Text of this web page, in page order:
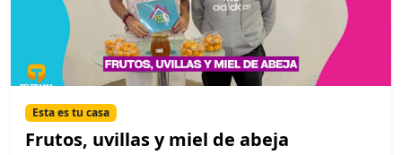
Esta es tu casa
Frutos, uvillas y miel de abeja